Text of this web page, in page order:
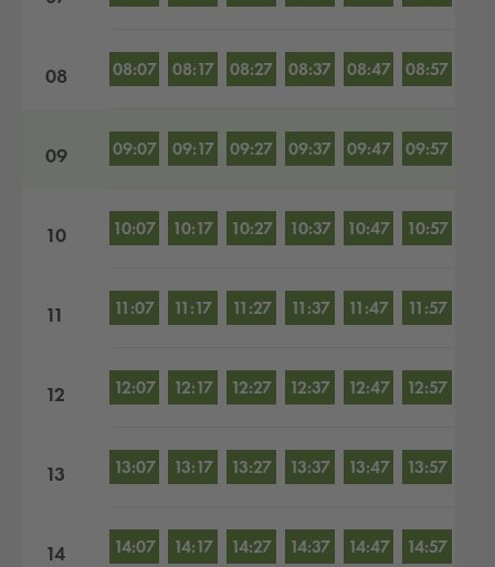
08 08:07 08:17 08:27 08:37 08:47 08:57
09 09:07 09:17 09:27 09:37 09:47 09:57
10 10:07 10:17 10:27 10:37 10:47 10:57
11 11:07 11:17 11:27 11:37 11:47 11:57
12 12:07 12:17 12:27 12:37 12:47 12:57
13 13:07 13:17 13:27 13:37 13:47 13:57
14 14:07 14:17 14:27 14:37 14:47 14:57